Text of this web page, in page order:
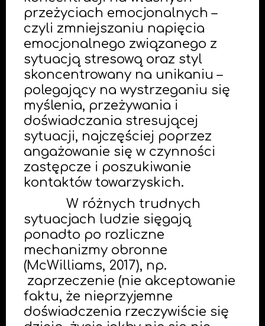
przeżyciach emocjonalnych –
czyli zmniejszaniu napięcia
emocjonalnego związanego z
sytuacją stresową oraz styl
skoncentrowany na unikaniu –
polegający na wystrzeganiu się
myślenia, przeżywania i
doświadczania stresującej
sytuacji, najczęściej poprzez
angażowanie się w czynności
zastępcze i poszukiwanie
kontaktów towarzyskich.
W różnych trudnych
sytuacjach ludzie sięgają
ponadto po rozliczne
mechanizmy obronne
(McWilliams, 2017), np.
zaprzeczenie (nie akceptowanie
faktu, że nieprzyjemne
doświadczenia rzeczywiście się